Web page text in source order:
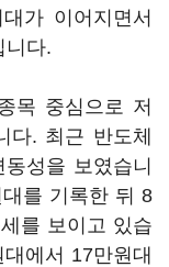
가 이어지면서
니다.
목 중심으로 저
. 최근 반도체
성을 보였습니
를 기록한 뒤 8
를 보이고 있습
에서 17만원대